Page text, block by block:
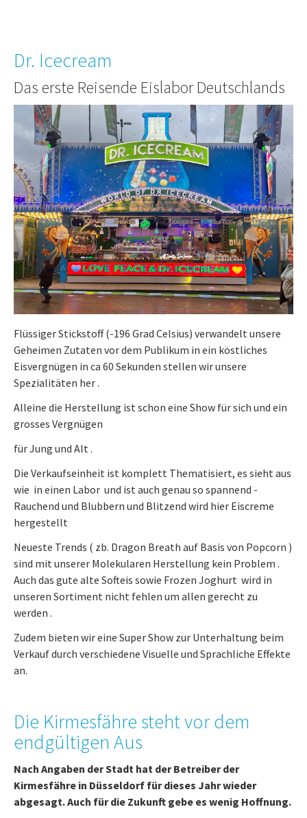
Dr. Icecream
Das erste Reisende Eislabor Deutschlands
Flüssiger Stickstoff (-196 Grad Celsius) verwandelt unsere
Geheimen Zutaten vor dem Publikum in ein köstliches
Eisvergnügen in ca 60 Sekunden stellen wir unsere
Spezialitäten her .
Alleine die Herstellung ist schon eine Show für sich und ein
grosses Vergnügen
für Jung und Alt .
Die Verkaufseinheit ist komplett Thematisiert, es sieht aus
wie in einen Labor und ist auch genau so spannend -
Rauchend und Blubbern und Blitzend wird hier Eiscreme
hergestellt
Neueste Trends ( zb. Dragon Breath auf Basis von Popcorn )
sind mit unserer Molekularen Herstellung kein Problem .
Auch das gute alte Softeis sowie Frozen Joghurt wird in
unseren Sortiment nicht fehlen um allen gerecht zu
werden .
Zudem bieten wir eine Super Show zur Unterhaltung beim
Verkauf durch verschiedene Visuelle und Sprachliche Effekte
an.
Die Kirmesfähre steht vor dem
endgültigen Aus
Nach Angaben der Stadt hat der Betreiber der
Kirmesfähre in Düsseldorf für dieses Jahr wieder
abgesagt. Auch für die Zukunft gebe es wenig Hoffnung.